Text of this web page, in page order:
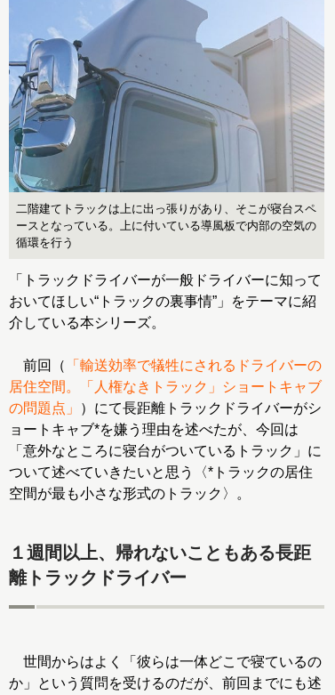
二階建てトラックは上に出っ張りがあり、そこが寝台スペ
ースとなっている。上に付いている導風板で内部の空気の
循環を行う
「トラックドライバーが一般ドライバーに知って
おいてほしい“トラックの裏事情”」をテーマに紹
介している本シリーズ。
前回（
「輸送効率で犠牲にされるドライバーの
居住空間。「人権なきトラック」ショートキャブ
の問題点」
）にて長距離トラックドライバーがシ
ョートキャブ*を嫌う理由を述べたが、今回は
「意外なところに寝台がついているトラック」に
ついて述べていきたいと思う〈*トラックの居住
空間が最も小さな形式のトラック〉。
１週間以上、帰れないこともある長距
離トラックドライバー
世間からはよく「彼らは一体どこで寝ているの
か」という質問を受けるのだが、前回までにも述